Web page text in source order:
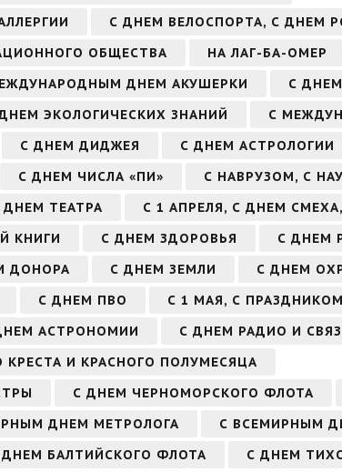
С ДНЕМ ВЕЛОСПОРТА, С ДНЕМ
ОБЩЕСТВА
НА ЛАГ-БА-ОМЕР
ДНЕМ АКУШЕРКИ
С
ЭКОЛОГИЧЕСКИХ ЗНАНИЙ
С
С ДНЕМ ДИДЖЕЯ С ДНЕМ АСТРОЛОГИИ
С ДНЕМ ЧИСЛА «ПИ» С НАВРУЗОМ, С
ДНЕМ ТЕАТРА
С 1 АПРЕЛЯ, С ДНЕМ
КНИГИ С ДНЕМ ЗДОРОВЬЯ
С ДНЕМ
ДОНОРА С ДНЕМ ЗЕМЛИ С ДНЕМ
С ДНЕМ ПВО
С 1 МАЯ, С
АСТРОНОМИИ С ДНЕМ РАДИО И
КРЕСТА И КРАСНОГО ПОЛУМЕСЯЦА
С ДНЕМ ЧЕРНОМОРСКОГО ФЛОТА
ДНЕМ МЕТРОЛОГА
С ВСЕМИРНЫМ
ДНЕМ БАЛТИЙСКОГО ФЛОТА
С ДНЕМ